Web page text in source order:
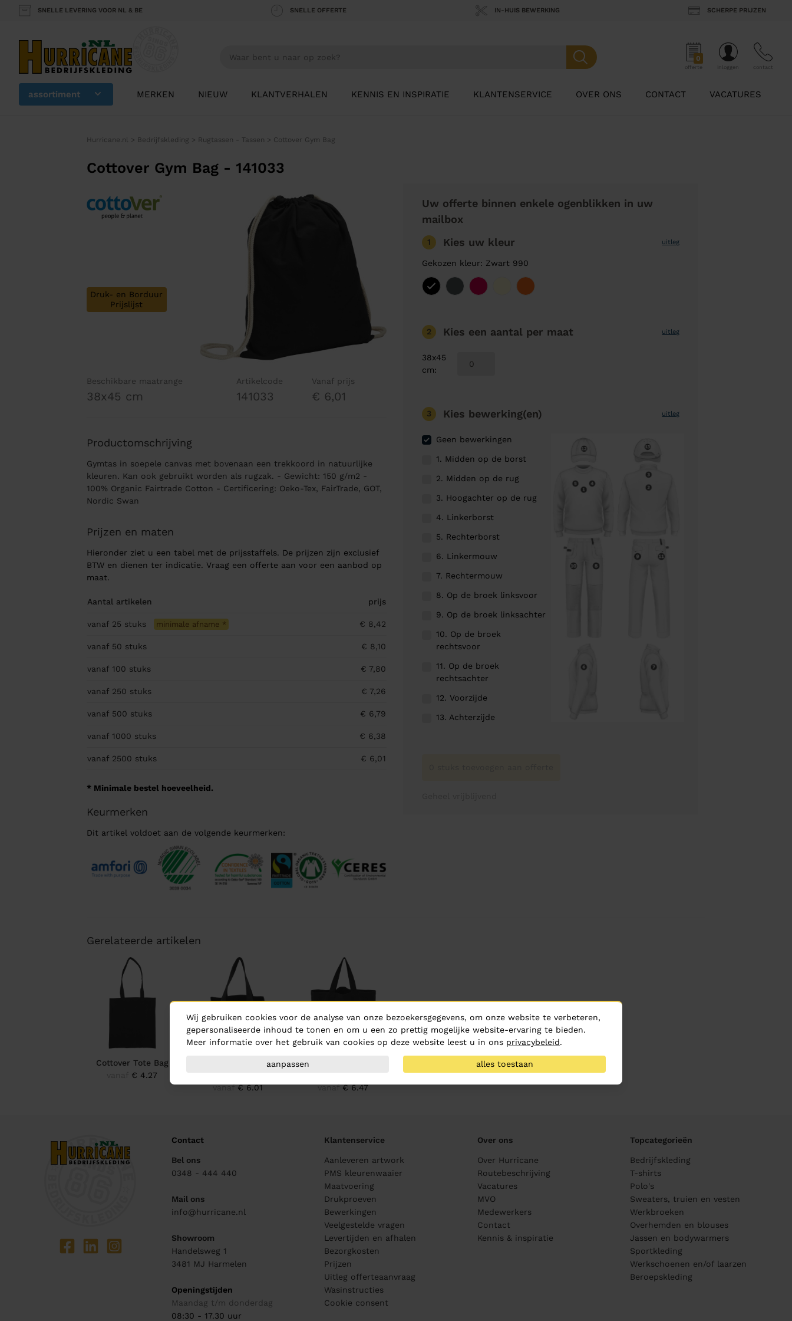
SNELLE LEVERING VOOR NL & BE SNELLE OFFERTE IN-HUIS BEWERKING SCHERPE PRIJZEN
0
offerte inloggen contact
assortiment MERKEN NIEUW KLANTVERHALEN KENNIS EN INSPIRATIE KLANTENSERVICE OVER ONS CONTACT VACATURES
Hurricane.nl > Bedrijfskleding > Rugtassen - Tassen > Cottover Gym Bag
Cottover Gym Bag - 141033
Druk- en Borduur
Prijslijst
Beschikbare maatrange
38x45 cm
Artikelcode
141033
Vanaf prijs
€ 6,01
Productomschrijving
Gymtas in soepele canvas met bovenaan een trekkoord in natuurlijke
kleuren. Kan ook gebruikt worden als rugzak. - Gewicht: 150 g/m2 -
100% Organic Fairtrade Cotton - Certificering: Oeko-Tex, FairTrade, GOT,
Nordic Swan
Prijzen en maten
Hieronder ziet u een tabel met de prijsstaffels. De prijzen zijn exclusief
BTW en dienen ter indicatie. Vraag een offerte aan voor een aanbod op
maat.
Aantal artikelen prijs
vanaf 25 stuks minimale afname * € 8,42
vanaf 50 stuks € 8,10
vanaf 100 stuks € 7,80
vanaf 250 stuks € 7,26
vanaf 500 stuks € 6,79
vanaf 1000 stuks € 6,38
vanaf 2500 stuks € 6,01
* Minimale bestel hoeveelheid.
Keurmerken
Dit artikel voldoet aan de volgende keurmerken:
Uw offerte binnen enkele ogenblikken in uw
mailbox
1 Kies uw kleur uitleg
Gekozen kleur: Zwart 990
2 Kies een aantal per maat uitleg
38x45
cm:
3 Kies bewerking(en) uitleg
Geen bewerkingen
1. Midden op de borst
2. Midden op de rug
3. Hoogachter op de rug
4. Linkerborst
5. Rechterborst
6. Linkermouw
7. Rechtermouw
8. Op de broek linksvoor
9. Op de broek linksachter
10. Op de broek
rechtsvoor
11. Op de broek
rechtsachter
12. Voorzijde
13. Achterzijde
Gerelateerde artikelen
Cottover Tote Bag
€ 4.27
Cottover Tote Bag
vanaf€ 6.01
Cottover Tote Bag
vanaf€ 6.47
Contact
Bel ons
0348 - 444 440
Mail ons
info@hurricane.nl
Showroom
Handelsweg 1
3481 MJ Harmelen
Openingstijden
Maandag t/m donderdag
08:30 - 17.30 uur
Klantenservice
Aanleveren artwork
PMS kleurenwaaier
Maatvoering
Drukproeven
Bewerkingen
Veelgestelde vragen
Levertijden en afhalen
Bezorgkosten
Prijzen
Uitleg offerteaanvraag
Wasinstructies
Cookie consent
Over ons
Over Hurricane
Routebeschrijving
Vacatures
MVO
Medewerkers
Contact
Kennis & inspiratie
Topcategorieën
Bedrijfskleding
T-shirts
Polo's
Sweaters, truien en vesten
Werkbroeken
Overhemden en blouses
Jassen en bodywarmers
Sportkleding
Werkschoenen en/of laarzen
Beroepskleding
Wij gebruiken cookies voor de analyse van onze bezoekersgegevens, om onze website te verbeteren,
gepersonaliseerde inhoud te tonen en om u een zo prettig mogelijke website-ervaring te bieden.
Meer informatie over het gebruik van cookies op deze website leest u in ons privacybeleid.
aanpassen alles toestaan